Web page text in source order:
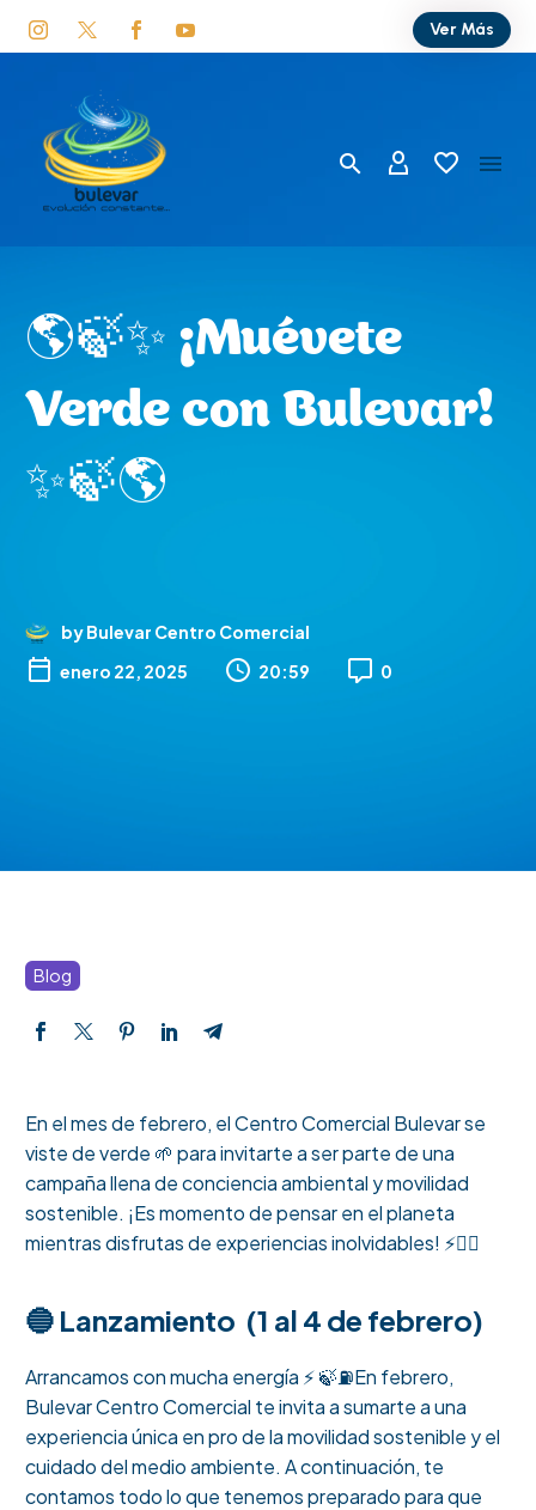
Ver Más
🌎🍃✨ ¡Muévete
Verde con Bulevar!
✨🍃🌎
by Bulevar Centro Comercial
enero 22, 2025
 20:59 0
Blog
En el mes de febrero, el Centro Comercial Bulevar se
viste de verde 🌱 para invitarte a ser parte de una
campaña llena de conciencia ambiental y movilidad
sostenible. ¡Es momento de pensar en el planeta
mientras disfrutas de experiencias inolvidables! ⚡️🛵‍♂️
🔵 Lanzamiento (1 al 4 de febrero)
Arrancamos con mucha energía ⚡️ 🍃⛽En febrero,
Bulevar Centro Comercial te invita a sumarte a una
experiencia única en pro de la movilidad sostenible y el
cuidado del medio ambiente. A continuación, te
contamos todo lo que tenemos preparado para que